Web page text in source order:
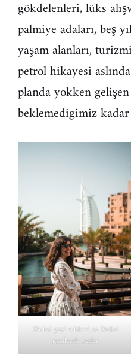
gökdelenleri, lüks
palmiye adaları, beş
yaşam alanları,
petrol hikayesi
planda yokken
beklemedigimiz
Dubai gezi rehberi ve Dubai
gezilecek yerler